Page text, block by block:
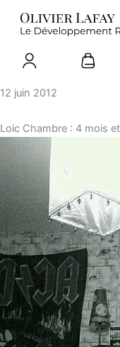
12 juin 2012
Loic Chambre : 4 mois